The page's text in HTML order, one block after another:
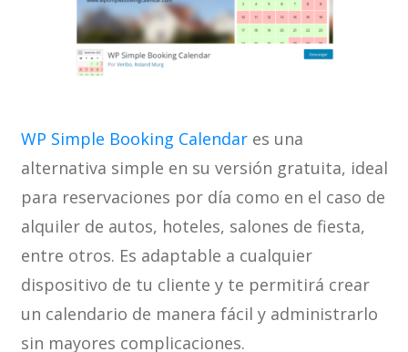
WP Simple Booking Calendares una
alternativa simple en su versión gratuita, ideal
para reservaciones por día como en el caso de
alquiler de autos, hoteles, salones de fiesta,
entre otros. Es adaptable a cualquier
dispositivo de tu cliente y te permitirá crear
un calendario de manera fácil y administrarlo
sin mayores complicaciones.